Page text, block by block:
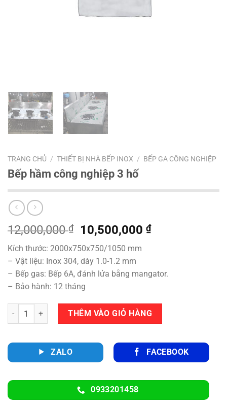
TRANG CHỦ / THIẾT BỊ NHÀ BẾP INOX / BẾP GA CÔNG NGHIỆP
Bếp hầm công nghiệp 3 hố
12,000,000₫
Giá
gốc
là:
12,000,000 ₫.
10,500,000₫Giá
10,500,000 ₫.
Kích thước: 2000x750x750/1050 mm
– Vật liệu: Inox 304, dày 1.0-1.2 mm
– Bếp gas: Bếp 6A, đánh lửa bằng mangator.
– Bảo hành: 12 tháng
Số lượng THÊM VÀO GIỎ HÀNG
ZALO FACEBOOK
0933201458